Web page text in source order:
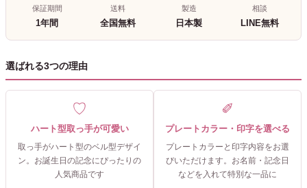
保証期間
1年間
送料
全国無料
製造
日本製
相談
LINE無料
選ばれる3つの理由
♡
ハート型取っ手が可愛い
取っ手がハート型のベル型デザイ
ン。お誕生日の記念にぴったりの
人気商品です
✐
プレートカラー・印字を選べる
プレートカラーと印字内容をお選
びいただけます。お名前・記念日
などを入れて特別な一品に